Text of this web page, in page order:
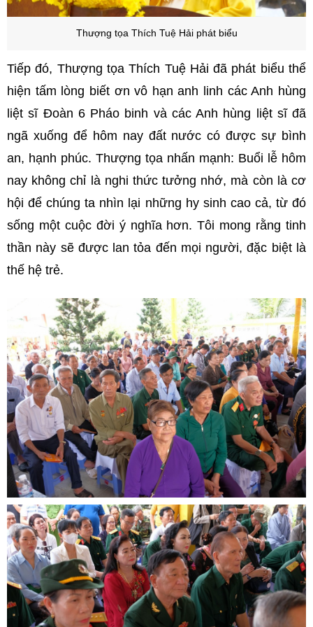
Thượng tọa Thích Tuệ Hải phát biểu
Tiếp đó, Thượng tọa Thích Tuệ Hải đã phát biểu thể
hiện tấm lòng biết ơn vô hạn anh linh các Anh hùng
liệt sĩ Đoàn 6 Pháo binh và các Anh hùng liệt sĩ đã
ngã xuống để hôm nay đất nước có được sự bình
an, hạnh phúc. Thượng tọa nhấn mạnh: Buổi lễ hôm
nay không chỉ là nghi thức tưởng nhớ, mà còn là cơ
hội để chúng ta nhìn lại những hy sinh cao cả, từ đó
sống một cuộc đời ý nghĩa hơn. Tôi mong rằng tinh
thần này sẽ được lan tỏa đến mọi người, đặc biệt là
thế hệ trẻ.